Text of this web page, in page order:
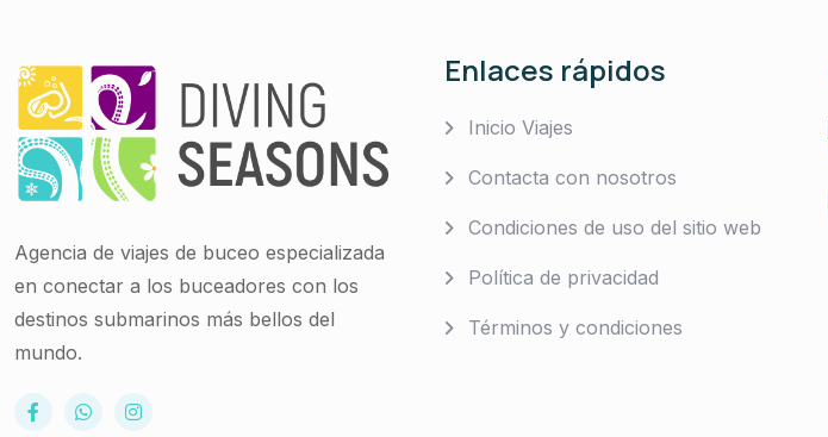
Agencia de viajes de buceo especializada
en conectar a los buceadores con los
destinos submarinos más bellos del
mundo.
Enlaces rápidos
Inicio Viajes
Contacta con nosotros
Condiciones de uso del sitio web
Política de privacidad
Términos y condiciones